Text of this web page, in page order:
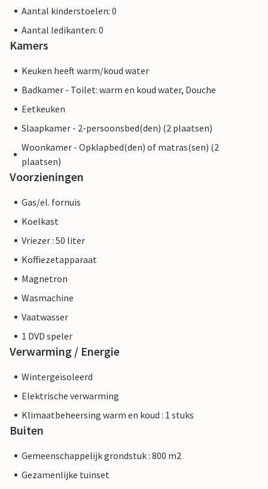
Aantal kinderstoelen: 0
Aantal ledikanten: 0
Kamers
Keuken heeft warm/koud water
Badkamer - Toilet: warm en koud water, Douche
Eetkeuken
Slaapkamer - 2-persoonsbed(den) (2 plaatsen)
Woonkamer - Opklapbed(den) of matras(sen) (2
plaatsen)
Voorzieningen
Gas/el. fornuis
Koelkast
Vriezer : 50 liter
Koffiezetapparaat
Magnetron
Wasmachine
Vaatwasser
1 DVD speler
Verwarming / Energie
Wintergeïsoleerd
Elektrische verwarming
Klimaatbeheersing warm en koud : 1 stuks
Buiten
Gemeenschappelijk grondstuk : 800 m2
Gezamenlijke tuinset